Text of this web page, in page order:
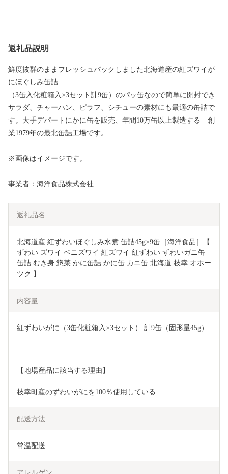
返礼品説明
鮮度抜群のままフレッシュパックしました北海道産の紅ズワイが
にほぐしみ缶詰
（3缶入化粧箱入×3セット計9缶）のパッ缶なので簡単に開封でき
サラダ、チャーハン、ピラフ、シチューの素材にも最適の缶詰で
す。大手デパートにかに缶を販売、年間10万缶以上製造する 創
業1979年の最北缶詰工場です。
※画像はイメージです。
事業者：海洋食品株式会社
返礼品名
北海道産 紅ずわいほぐしみ水煮 缶詰45g×9缶［海洋食品］【
ずわい ズワイ ベニズワイ 紅ズワイ 紅ずわい ずわいガニ缶
缶詰 むき身 惣菜 かに缶詰 かに缶 カニ缶 北海道 枝幸 オホー
ツク 】
内容量
紅ずわいがに（3缶化粧箱入×3セット） 計9缶（固形量45g）
【地場産品に該当する理由】
枝幸町産のずわいがにを100％使用している
配送方法
常温配送